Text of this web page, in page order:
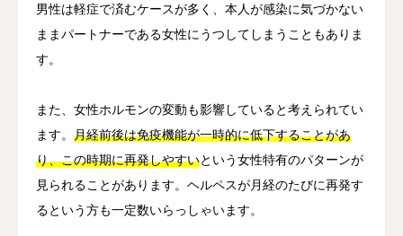
男性は軽症で済むケースが多く、本人が感染に気づかない
ままパートナーである女性にうつしてしまうこともありま
す。
また、女性ホルモンの変動も影響していると考えられてい
ます。 月経前後は免疫機能が一時的に低下することがあ
り、この時期に再発しやすいという女性特有のパターンが
見られることがあります。ヘルペスが月経のたびに再発す
るという方も一定数いらっしゃいます。